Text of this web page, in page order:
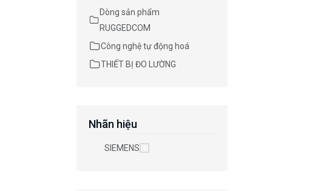
Dòng sản phẩm
RUGGEDCOM
Công nghệ tự động hoá
THIẾT BỊ ĐO LƯỜNG
Nhãn hiệu
SIEMENS